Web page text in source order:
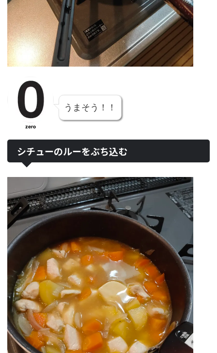
zero
うまそう！！
シチューのルーをぶち込む